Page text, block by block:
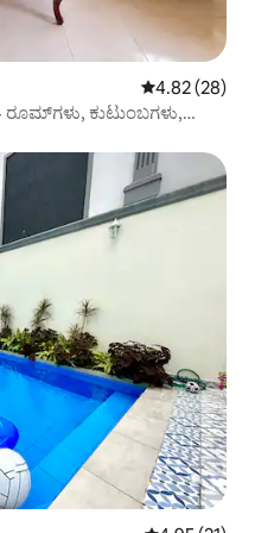
5 ರಲ್ಲಿ 4.82
4.82 (28)
ಕುಟುಂಬಗಳು,